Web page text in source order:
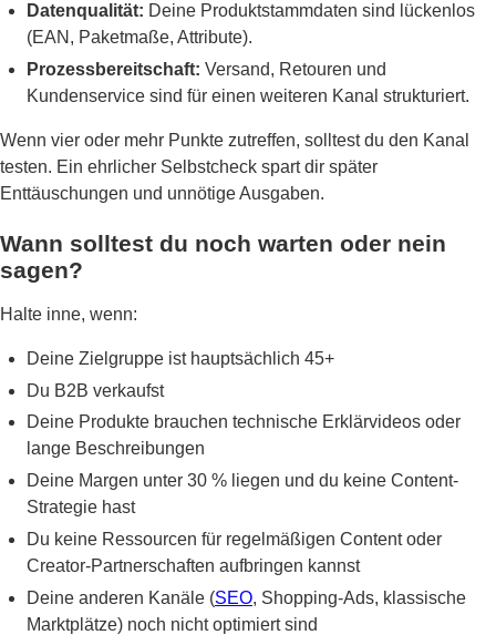
Datenqualität: Deine Produktstammdaten sind lückenlos
(EAN, Paketmaße, Attribute).
Prozessbereitschaft: Versand, Retouren und
Kundenservice sind für einen weiteren Kanal strukturiert.
Wenn vier oder mehr Punkte zutreffen, solltest du den Kanal
testen. Ein ehrlicher Selbstcheck spart dir später
Enttäuschungen und unnötige Ausgaben.
Wann solltest du noch warten oder nein
sagen?
Halte inne, wenn:
Deine Zielgruppe ist hauptsächlich 45+
Du B2B verkaufst
Deine Produkte brauchen technische Erklärvideos oder
lange Beschreibungen
Deine Margen unter 30 % liegen und du keine Content-
Strategie hast
Du keine Ressourcen für regelmäßigen Content oder
Creator-Partnerschaften aufbringen kannst
Deine anderen Kanäle (SEO, Shopping-Ads, klassische
Marktplätze) noch nicht optimiert sind